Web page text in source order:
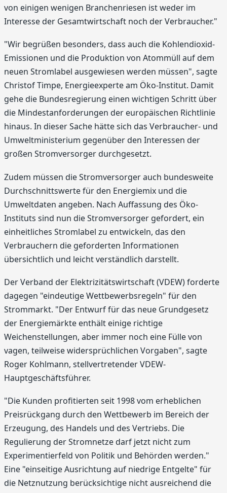
von einigen wenigen Branchenriesen ist weder im
Interesse der Gesamtwirtschaft noch der Verbraucher."
"Wir begrüßen besonders, dass auch die Kohlendioxid-
Emissionen und die Produktion von Atommüll auf dem
neuen Stromlabel ausgewiesen werden müssen", sagte
Christof Timpe, Energieexperte am Öko-Institut. Damit
gehe die Bundesregierung einen wichtigen Schritt über
die Mindestanforderungen der europäischen Richtlinie
hinaus. In dieser Sache hätte sich das Verbraucher- und
Umweltministerium gegenüber den Interessen der
großen Stromversorger durchgesetzt.
Zudem müssen die Stromversorger auch bundesweite
Durchschnittswerte für den Energiemix und die
Umweltdaten angeben. Nach Auffassung des Öko-
Instituts sind nun die Stromversorger gefordert, ein
einheitliches Stromlabel zu entwickeln, das den
Verbrauchern die geforderten Informationen
übersichtlich und leicht verständlich darstellt.
Der Verband der Elektrizitätswirtschaft (VDEW) forderte
dagegen "eindeutige Wettbewerbsregeln" für den
Strommarkt. "Der Entwurf für das neue Grundgesetz
der Energiemärkte enthält einige richtige
Weichenstellungen, aber immer noch eine Fülle von
vagen, teilweise widersprüchlichen Vorgaben", sagte
Roger Kohlmann, stellvertretender VDEW-
Hauptgeschäftsführer.
"Die Kunden profitierten seit 1998 vom erheblichen
Preisrückgang durch den Wettbewerb im Bereich der
Erzeugung, des Handels und des Vertriebs. Die
Regulierung der Stromnetze darf jetzt nicht zum
Experimentierfeld von Politik und Behörden werden."
Eine "einseitige Ausrichtung auf niedrige Entgelte" für
die Netznutzung berücksichtige nicht ausreichend die